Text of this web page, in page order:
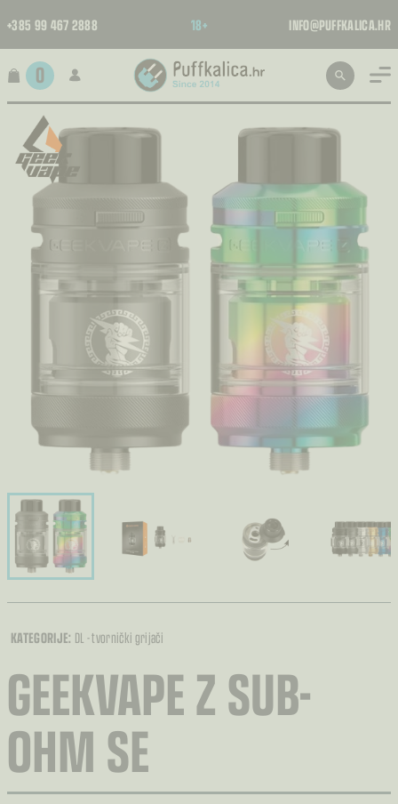
+385 99 467 2888 18+ INFO@PUFFKALICA.HR
0
KATEGORIJE: DL - tvornički grijači
GEEKVAPE Z SUB-
OHM SE